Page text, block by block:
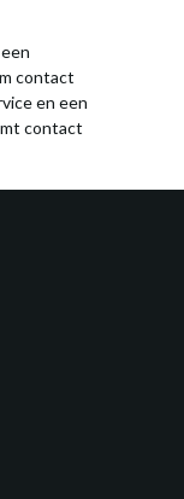
contact
en een
contact